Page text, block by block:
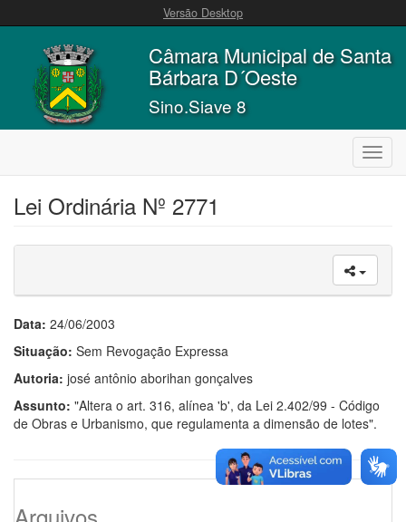
Versão Desktop
Câmara Municipal de Santa
Bárbara D´Oeste
Sino.Siave 8
Lei Ordinária Nº 2771
Data: 24/06/2003
Situação: Sem Revogação Expressa
Autoria: josé antônio aborihan gonçalves
Assunto: "Altera o art. 316, alínea 'b', da Lei 2.402/99 - Código
de Obras e Urbanismo, que regulamenta a dimensão de lotes".